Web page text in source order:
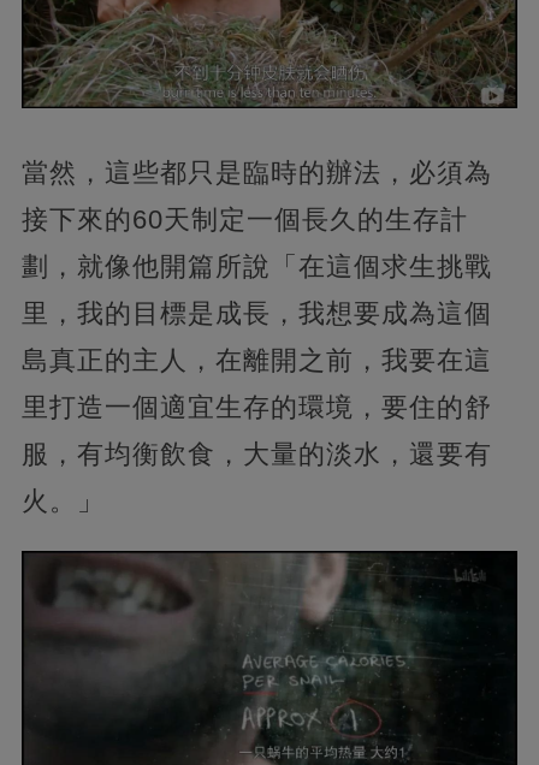
當然，這些都只是臨時的辦法，必須為
接下來的60天制定一個長久的生存計
劃，就像他開篇所說「在這個求生挑戰
里，我的目標是成長，我想要成為這個
島真正的主人，在離開之前，我要在這
里打造一個適宜生存的環境，要住的舒
服，有均衡飲食，大量的淡水，還要有
火。」